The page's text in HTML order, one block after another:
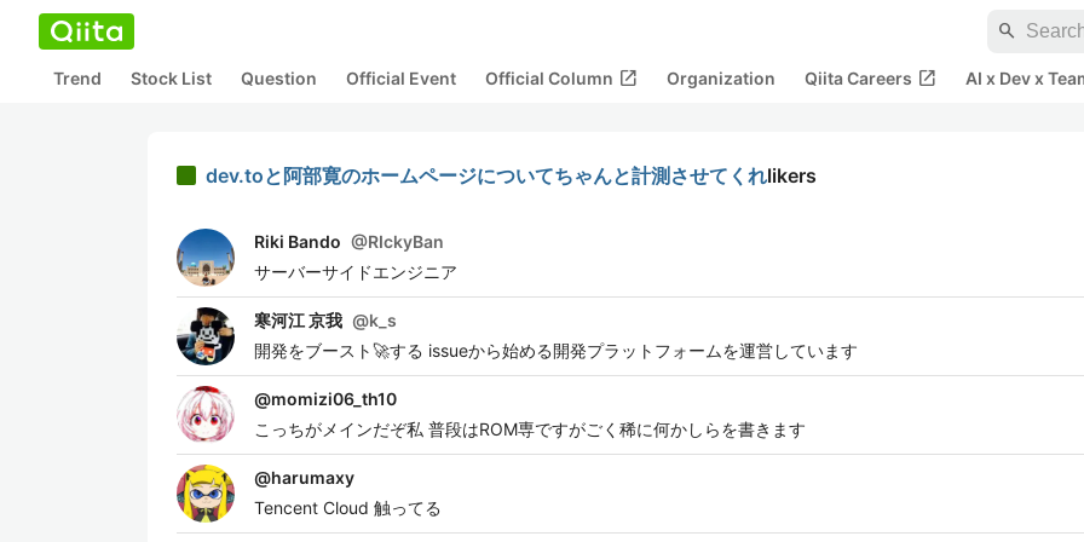
search
Trend Stock List Question Official Event Official Column open_in_new Organization Qiita Careers open_in_new AI x Dev x
dev.toと阿部寛のホームページについてちゃんと計測させてくれlikers
Riki Bando @RIckyBan
サーバーサイドエンジニア
寒河江 京我 @k_s
開発をブースト🚀する issueから始める開発プラットフォームを運営しています
@momizi06_th10
こっちがメインだぞ私 普段はROM専ですがごく稀に何かしらを書きます
@harumaxy
Tencent Cloud 触ってる